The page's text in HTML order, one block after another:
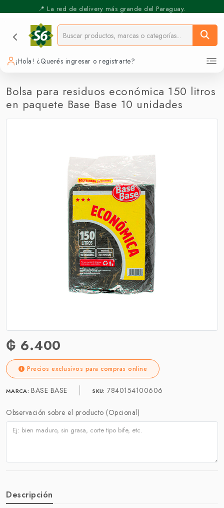
📍 La red de delivery más grande del Paraguay.
⚡️ Pickup Express - Retirás en 30 min.
¡Hola! ¿Querés ingresar o registrarte?
Bolsa para residuos económica 150 litros
en paquete Base Base 10 unidades
₲ 6.400
Precios exclusivos para compras online
MARCA: BASE BASE SKU: 7840154100606
Observación sobre el producto (Opcional)
Descripción